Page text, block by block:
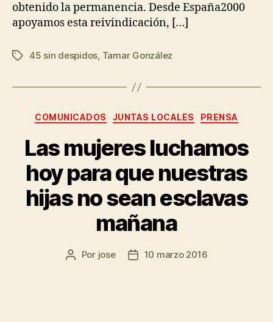
obtenido la permanencia. Desde España2000
apoyamos esta reivindicación, […]
45 sin despidos, Tamar González
COMUNICADOS JUNTAS LOCALES PRENSA
Las mujeres luchamos
hoy para que nuestras
hijas no sean esclavas
mañana
Por jose 10 marzo 2016